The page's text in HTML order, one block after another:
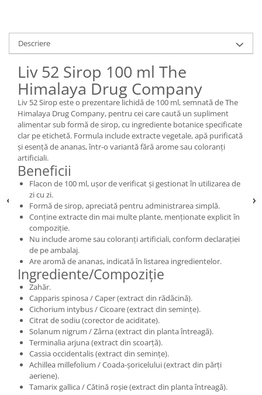
Descriere
Liv 52 Sirop 100 ml The
Himalaya Drug Company
Liv 52 Sirop este o prezentare lichidă de 100 ml, semnată de The
Himalaya Drug Company, pentru cei care caută un supliment
alimentar sub formă de sirop, cu ingrediente botanice specificate
clar pe etichetă. Formula include extracte vegetale, apă purificată
și esență de ananas, într-o variantă fără arome sau coloranți
artificiali.
Beneficii
Flacon de 100 ml, ușor de verificat și gestionat în utilizarea de
zi cu zi.
Formă de sirop, apreciată pentru administrarea simplă.
Conține extracte din mai multe plante, menționate explicit în
compoziție.
Nu include arome sau coloranți artificiali, conform declarației
de pe ambalaj.
Are aromă de ananas, indicată în listarea ingredientelor.
Ingrediente/Compoziție
Zahăr.
Capparis spinosa / Caper (extract din rădăcină).
Cichorium intybus / Cicoare (extract din semințe).
Citrat de sodiu (corector de aciditate).
Solanum nigrum / Zârna (extract din planta întreagă).
Terminalia arjuna (extract din scoarță).
Cassia occidentalis (extract din semințe).
Achillea millefolium / Coada-șoricelului (extract din părți
aeriene).
Tamarix gallica / Cătină roșie (extract din planta întreagă).